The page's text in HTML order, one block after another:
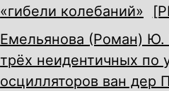
«гибели колебаний»
Емельянова (Роман) Ю.
трёх неидентичных по
осцилляторов ван дер